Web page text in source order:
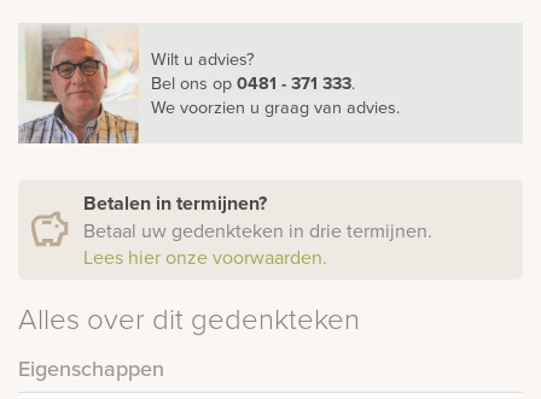
Wilt u advies?
Bel ons op0481 - 371 333.
We voorzien u graag van advies.
Betalen in termijnen?
Betaal uw gedenkteken in drie termijnen.
Lees hier onze voorwaarden.
Alles over dit gedenkteken
Eigenschappen